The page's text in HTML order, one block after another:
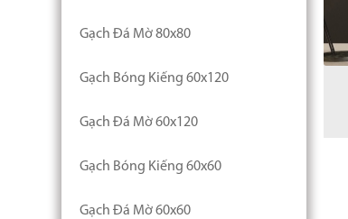
Gạch Đá Mờ 80x80
Gạch Bóng Kiếng 60x120
Gạch Đá Mờ 60x120
Gạch Bóng Kiếng 60x60
Gạch Đá Mờ 60x60